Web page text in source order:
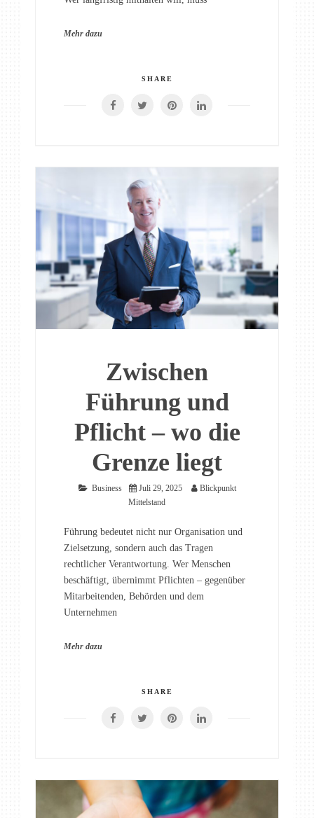
Mehr dazu
SHARE
Zwischen
Führung und
Pflicht – wo die
Grenze liegt
Business Juli 29, 2025
Blickpunkt
Mittelstand
Führung bedeutet nicht nur Organisation und
Zielsetzung, sondern auch das Tragen
rechtlicher Verantwortung. Wer Menschen
beschäftigt, übernimmt Pflichten – gegenüber
Mitarbeitenden, Behörden und dem
Unternehmen
Mehr dazu
SHARE